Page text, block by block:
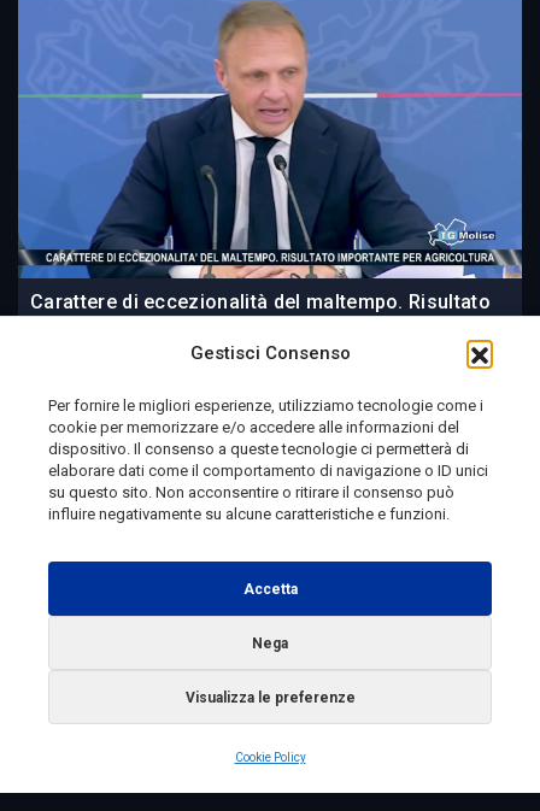
Gestisci Consenso
Per fornire le migliori esperienze, utilizziamo tecnologie come i
cookie per memorizzare e/o accedere alle informazioni del
dispositivo. Il consenso a queste tecnologie ci permetterà di
elaborare dati come il comportamento di navigazione o ID unici
su questo sito. Non acconsentire o ritirare il consenso può
influire negativamente su alcune caratteristiche e funzioni.
Accetta
Nega
Visualizza le preferenze
Cookie Policy
Carattere di eccezionalità del maltempo. Risultato
11 ore fa
Telemolise - reg. Tribunale di Campobasso n. 133 del
10/08/1982 - Direttore Responsabile:MANUELA
Testata Giornalistica Sportiva: reg. Tribunale Di
Campobasso n. 224 del 4/5/1996 - Direttore Responsabile:
ANTONIO DI LALLO
Radio Tele Molise s.r.l. - P.IVA 00213640709